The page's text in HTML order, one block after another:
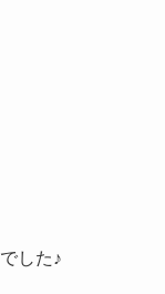
した♪